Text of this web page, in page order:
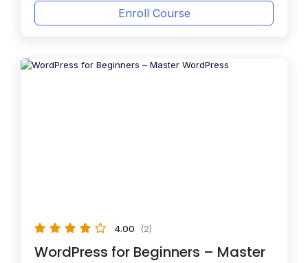
Enroll Course
4.00 (2)
WordPress for Beginners – Master